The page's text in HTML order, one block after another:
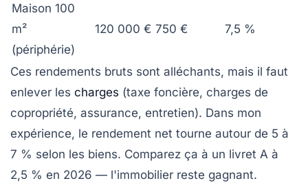
Maison 100
m²
(périphérie)
120 000 € 750 € 7,5 %
Ces rendements bruts sont alléchants, mais il faut
enlever les charges (taxe foncière, charges de
copropriété, assurance, entretien). Dans mon
expérience, le rendement net tourne autour de 5 à
7 % selon les biens. Comparez ça à un livret A à
2,5 % en 2026 — l'immobilier reste gagnant.